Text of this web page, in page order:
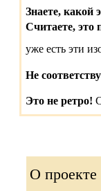
Знаете, какой
Считаете, это
уже есть эти
Не
Это не ретро!
О проекте